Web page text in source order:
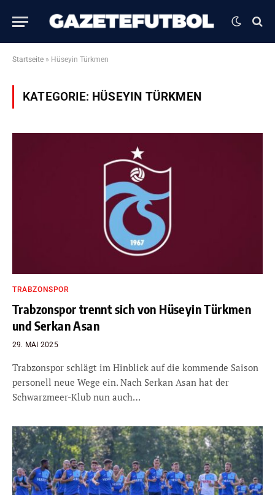
Startseite » Hüseyin Türkmen
KATEGORIE: HÜSEYIN TÜRKMEN
TRABZONSPOR
Trabzonspor trennt sich von Hüseyin Türkmen
und Serkan Asan
29. MAI 2025
Trabzonspor schlägt im Hinblick auf die kommende Saison
personell neue Wege ein. Nach Serkan Asan hat der
Schwarzmeer-Klub nun auch…